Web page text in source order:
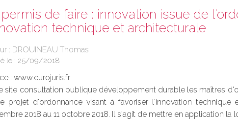
de faire : innovation issue de
technique et architecturale
: DROUINEAU Thomas
le : 25/09/2018
: www.eurojuris.fr
site consultation publique développement durable les maîtres
projet d'ordonnance visant à favoriser l'innovation technique
2018 au 11 octobre 2018. Il s'agit de mettre en application la